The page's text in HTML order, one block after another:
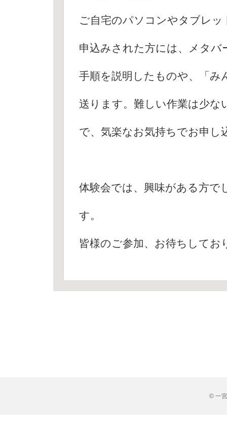
ご自宅のパソコンやタブレ
申込みされた方には、メタ
手順を説明したものや、「
送ります。難しい作業は少な
で、気楽なお気持ちでお申
体験会では、興味がある方
す。
皆様のご参加、お待ちしてお
© 一